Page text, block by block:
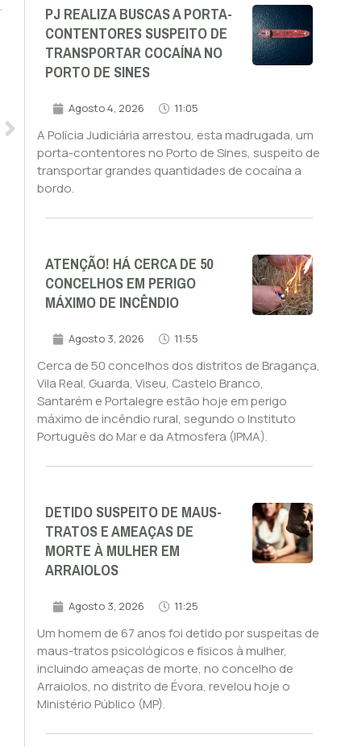
PJ REALIZA BUSCAS A PORTA-
CONTENTORES SUSPEITO DE
TRANSPORTAR COCAÍNA NO
PORTO DE SINES
Agosto 4, 2026 11:05
A Polícia Judiciária arrestou, esta madrugada, um
porta-contentores no Porto de Sines, suspeito de
transportar grandes quantidades de cocaína a
bordo.
ATENÇÃO! HÁ CERCA DE 50
CONCELHOS EM PERIGO
MÁXIMO DE INCÊNDIO
Agosto 3, 2026 11:55
Cerca de 50 concelhos dos distritos de Bragança,
Vila Real, Guarda, Viseu, Castelo Branco,
Santarém e Portalegre estão hoje em perigo
máximo de incêndio rural, segundo o Instituto
Português do Mar e da Atmosfera (IPMA).
DETIDO SUSPEITO DE MAUS-
TRATOS E AMEAÇAS DE
MORTE À MULHER EM
ARRAIOLOS
Agosto 3, 2026 11:25
Um homem de 67 anos foi detido por suspeitas de
maus-tratos psicológicos e físicos à mulher,
incluindo ameaças de morte, no concelho de
Arraiolos, no distrito de Évora, revelou hoje o
Ministério Público (MP).